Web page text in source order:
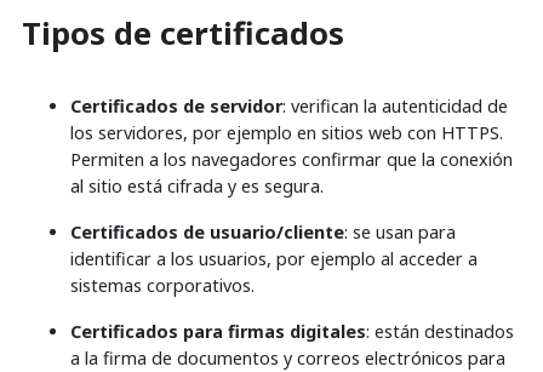
Tipos de certificados
Certificados de servidor: verifican la autenticidad de
los servidores, por ejemplo en sitios web con HTTPS.
Permiten a los navegadores confirmar que la conexión
al sitio está cifrada y es segura.
Certificados de usuario/cliente: se usan para
identificar a los usuarios, por ejemplo al acceder a
sistemas corporativos.
Certificados para firmas digitales: están destinados
a la firma de documentos y correos electrónicos para